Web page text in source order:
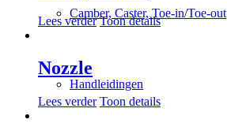
Camber, Caster, Toe-in/Toe-out
Handleidingen
Lees verder Toon details
Nozzle
Lees verder Toon details